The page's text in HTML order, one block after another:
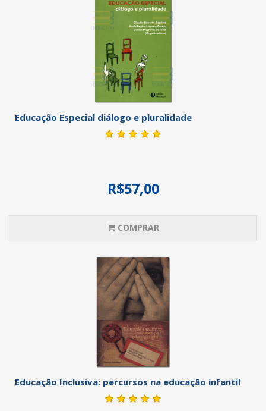
Educação Especial diálogo e pluralidade
R$57,00
COMPRAR
Educação Inclusiva: percursos na educação infantil